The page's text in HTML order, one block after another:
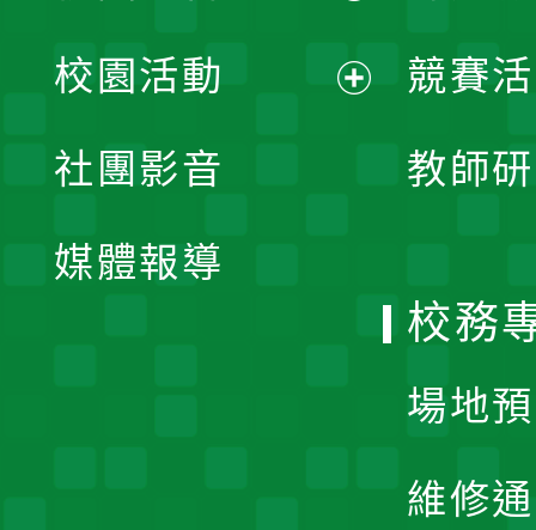
競賽
教師
開
校園活動
社團影音
媒體報導
校務
場地
維修